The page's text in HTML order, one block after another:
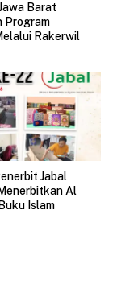
Barat
Program
Rakerwil
Jabal
Al
Islam